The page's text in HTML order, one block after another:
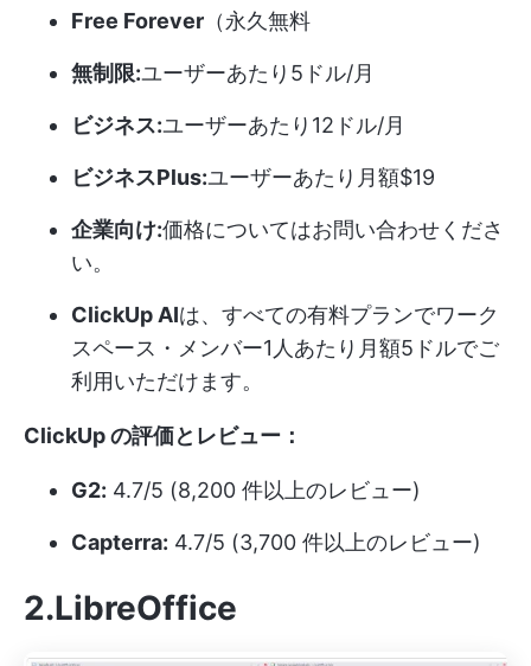
Free Forever （永久無料
無制限:ユーザーあたり5ドル/月
ビジネス:ユーザーあたり12ドル/月
ビジネスPlus:ユーザーあたり月額$19
企業向け:価格についてはお問い合わせくださ
い。
ClickUp AIは、すべての有料プランでワーク
スペース・メンバー1人あたり月額5ドルでご
利用いただけます。
ClickUp の評価とレビュー：
G2: 4.7/5 (8,200 件以上のレビュー)
Capterra: 4.7/5 (3,700 件以上のレビュー)
2.LibreOffice